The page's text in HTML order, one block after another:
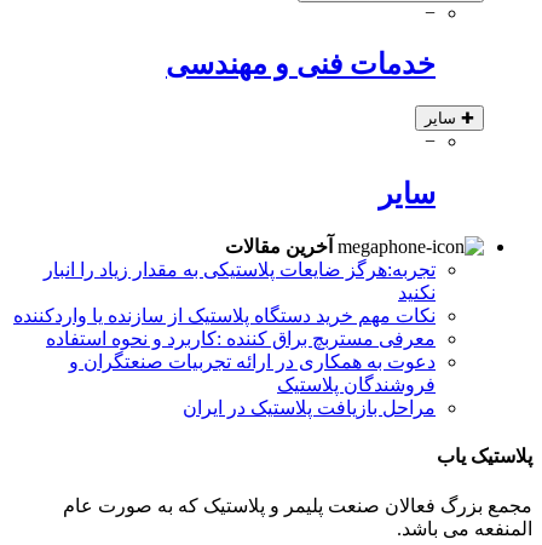
−
خدمات فنی و مهندسی
✚ سایر
−
سایر
آخرین مقالات
تجربه:هرگز ضایعات پلاستیکی به مقدار زیاد را انبار
نکنید
نکات مهم خرید دستگاه پلاستیک از سازنده یا واردکننده
معرفی مستربچ براق کننده :کاربرد و نحوه استفاده
دعوت به همکاری در ارائه تجربیات صنعتگران و
فروشندگان پلاستیک
مراحل بازیافت پلاستیک در ایران
پلاستیک یاب
مجمع بزرگ فعالان صنعت پلیمر و پلاستیک که به صورت عام
المنفعه می باشد.